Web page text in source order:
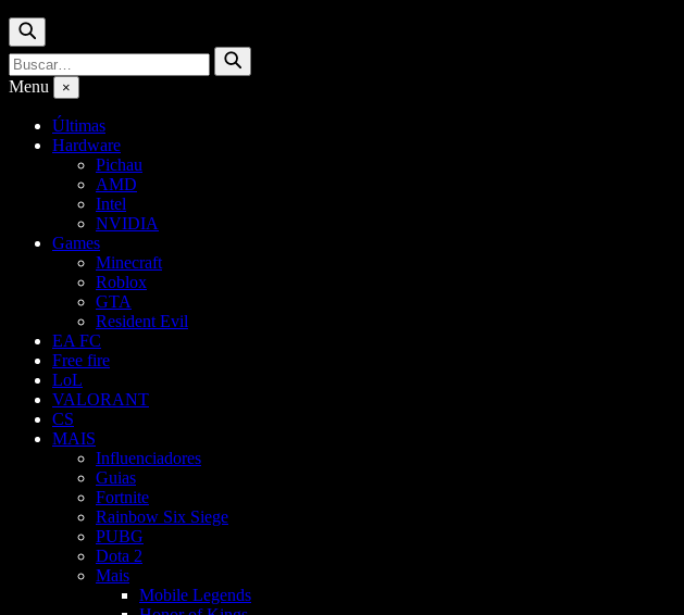
Buscar
Buscar
por:
Buscar
Menu ×
Últimas
Hardware
Pichau
AMD
Intel
NVIDIA
Games
Minecraft
Roblox
GTA
Resident Evil
EA FC
Free fire
LoL
VALORANT
CS
MAIS
Influenciadores
Guias
Fortnite
Rainbow Six Siege
PUBG
Dota 2
Mais
Mobile Legends